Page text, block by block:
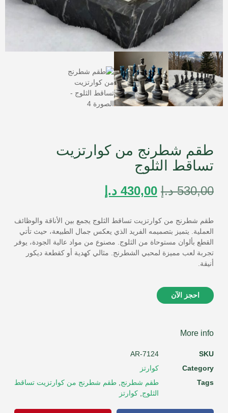
طقم شطرنج من كوارتزيت
تساقط الثلوج
530,00 د.إ 430,00 د.إ
طقم شطرنج من كوارتزيت تساقط الثلوج يجمع بين الأناقة والوظائف
العملية. يتميز بتصميمه الفريد الذي يعكس جمال الطبيعة، حيث تأتي
القطع بألوان مستوحاة من الثلوج. مصنوع من مواد عالية الجودة، يوفر
تجربة لعب مميزة لمحبي الشطرنج. مثالي كهدية أو كقطعة ديكور
أنيقة.
احجز الآن
More info
SKU
AR-7124
Category
كوارتز
Tags
طقم شطرنج طقم شطرنج من كوارتزيت تساقط
الثلوج كوارتز